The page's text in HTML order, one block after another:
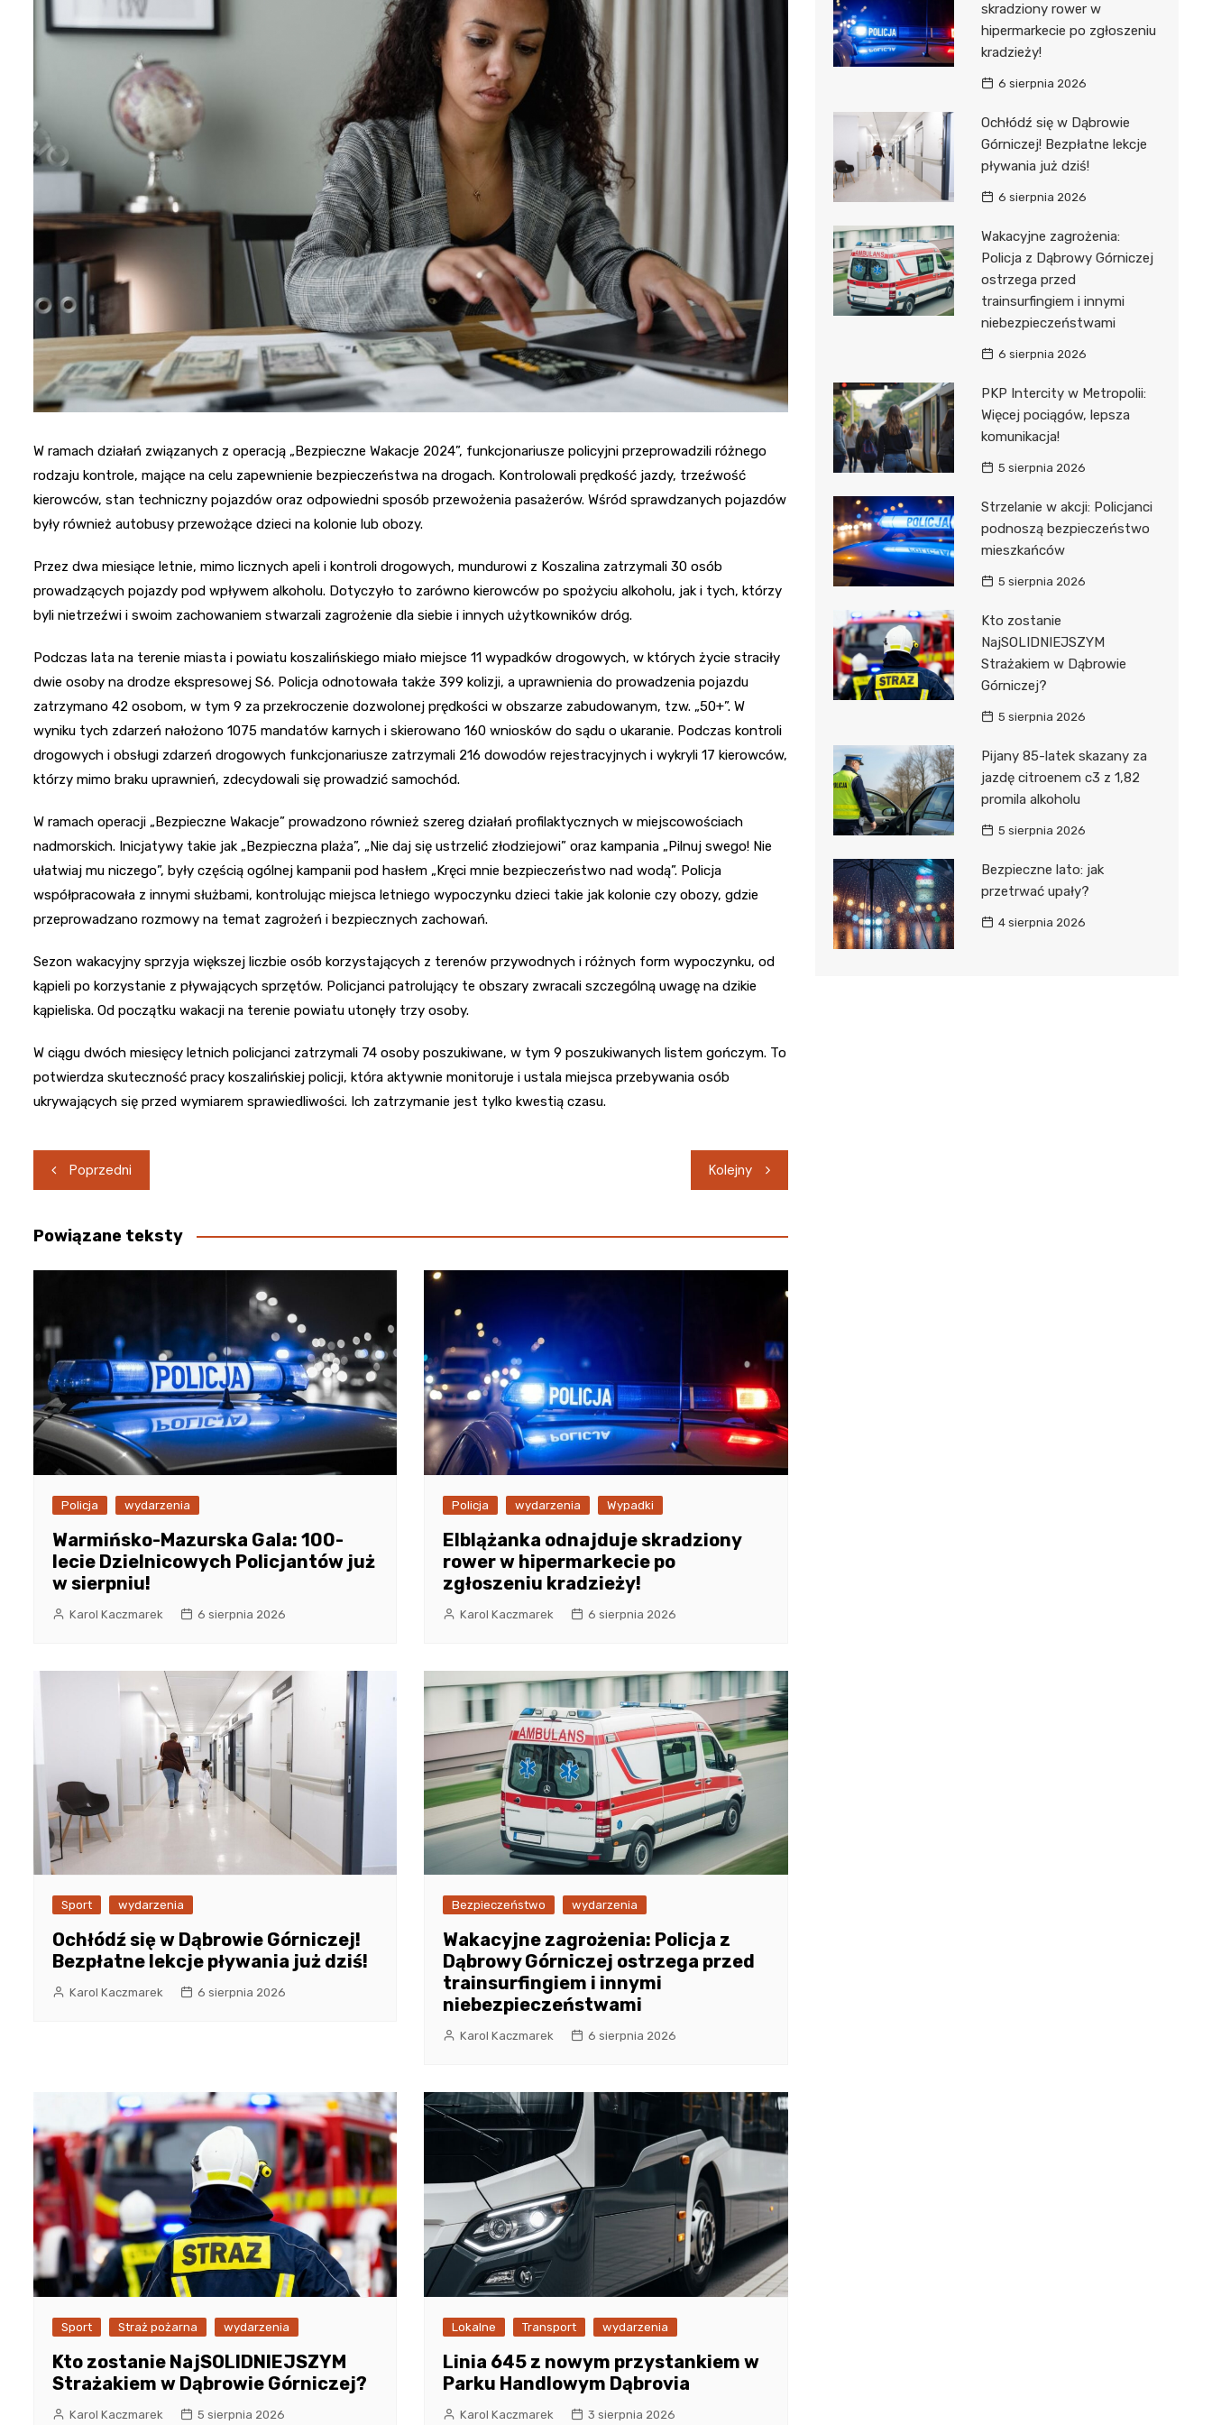
W ramach działań związanych z operacją „Bezpieczne Wakacje 2024”, funkcjonariusze policyjni przeprowadzili różnego
rodzaju kontrole, mające na celu zapewnienie bezpieczeństwa na drogach. Kontrolowali prędkość jazdy, trzeźwość
kierowców, stan techniczny pojazdów oraz odpowiedni sposób przewożenia pasażerów. Wśród sprawdzanych pojazdów
były również autobusy przewożące dzieci na kolonie lub obozy.
Przez dwa miesiące letnie, mimo licznych apeli i kontroli drogowych, mundurowi z Koszalina zatrzymali 30 osób
prowadzących pojazdy pod wpływem alkoholu. Dotyczyło to zarówno kierowców po spożyciu alkoholu, jak i tych, którzy
byli nietrzeźwi i swoim zachowaniem stwarzali zagrożenie dla siebie i innych użytkowników dróg.
Podczas lata na terenie miasta i powiatu koszalińskiego miało miejsce 11 wypadków drogowych, w których życie straciły
dwie osoby na drodze ekspresowej S6. Policja odnotowała także 399 kolizji, a uprawnienia do prowadzenia pojazdu
zatrzymano 42 osobom, w tym 9 za przekroczenie dozwolonej prędkości w obszarze zabudowanym, tzw. „50+”. W
wyniku tych zdarzeń nałożono 1075 mandatów karnych i skierowano 160 wniosków do sądu o ukaranie. Podczas kontroli
drogowych i obsługi zdarzeń drogowych funkcjonariusze zatrzymali 216 dowodów rejestracyjnych i wykryli 17 kierowców,
którzy mimo braku uprawnień, zdecydowali się prowadzić samochód.
W ramach operacji „Bezpieczne Wakacje” prowadzono również szereg działań profilaktycznych w miejscowościach
nadmorskich. Inicjatywy takie jak „Bezpieczna plaża”, „Nie daj się ustrzelić złodziejowi” oraz kampania „Pilnuj swego! Nie
ułatwiaj mu niczego”, były częścią ogólnej kampanii pod hasłem „Kręci mnie bezpieczeństwo nad wodą”. Policja
współpracowała z innymi służbami, kontrolując miejsca letniego wypoczynku dzieci takie jak kolonie czy obozy, gdzie
przeprowadzano rozmowy na temat zagrożeń i bezpiecznych zachowań.
Sezon wakacyjny sprzyja większej liczbie osób korzystających z terenów przywodnych i różnych form wypoczynku, od
kąpieli po korzystanie z pływających sprzętów. Policjanci patrolujący te obszary zwracali szczególną uwagę na dzikie
kąpieliska. Od początku wakacji na terenie powiatu utonęły trzy osoby.
W ciągu dwóch miesięcy letnich policjanci zatrzymali 74 osoby poszukiwane, w tym 9 poszukiwanych listem gończym. To
potwierdza skuteczność pracy koszalińskiej policji, która aktywnie monitoruje i ustala miejsca przebywania osób
ukrywających się przed wymiarem sprawiedliwości. Ich zatrzymanie jest tylko kwestią czasu.
Nawigacja
wpisu
Poprzedni Kolejny
Powiązane teksty
Policja wydarzenia
Warmińsko-Mazurska Gala: 100-
lecie Dzielnicowych Policjantów już
w sierpniu!
Karol Kaczmarek 6 sierpnia 2026
Policja wydarzenia Wypadki
Elblążanka odnajduje skradziony
rower w hipermarkecie po
zgłoszeniu kradzieży!
Karol Kaczmarek 6 sierpnia 2026
Sport wydarzenia
Ochłódź się w Dąbrowie Górniczej!
Bezpłatne lekcje pływania już dziś!
Karol Kaczmarek 6 sierpnia 2026
Bezpieczeństwo wydarzenia
Wakacyjne zagrożenia: Policja z
Dąbrowy Górniczej ostrzega przed
trainsurfingiem i innymi
niebezpieczeństwami
Karol Kaczmarek 6 sierpnia 2026
Sport Straż pożarna wydarzenia
Kto zostanie NajSOLIDNIEJSZYM
Strażakiem w Dąbrowie Górniczej?
Karol Kaczmarek 5 sierpnia 2026
Lokalne Transport wydarzenia
Linia 645 z nowym przystankiem w
Parku Handlowym Dąbrovia
Karol Kaczmarek 3 sierpnia 2026
skradziony rower w
hipermarkecie po zgłoszeniu
kradzieży!
6 sierpnia 2026
Ochłódź się w Dąbrowie
Górniczej! Bezpłatne lekcje
pływania już dziś!
6 sierpnia 2026
Wakacyjne zagrożenia:
Policja z Dąbrowy Górniczej
ostrzega przed
trainsurfingiem i innymi
niebezpieczeństwami
6 sierpnia 2026
PKP Intercity w Metropolii:
Więcej pociągów, lepsza
komunikacja!
5 sierpnia 2026
Strzelanie w akcji: Policjanci
podnoszą bezpieczeństwo
mieszkańców
5 sierpnia 2026
Kto zostanie
NajSOLIDNIEJSZYM
Strażakiem w Dąbrowie
Górniczej?
5 sierpnia 2026
Pijany 85-latek skazany za
jazdę citroenem c3 z 1,82
promila alkoholu
5 sierpnia 2026
Bezpieczne lato: jak
przetrwać upały?
4 sierpnia 2026